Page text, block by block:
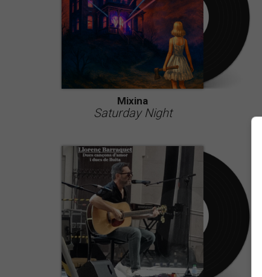
Mixina
Saturday Night